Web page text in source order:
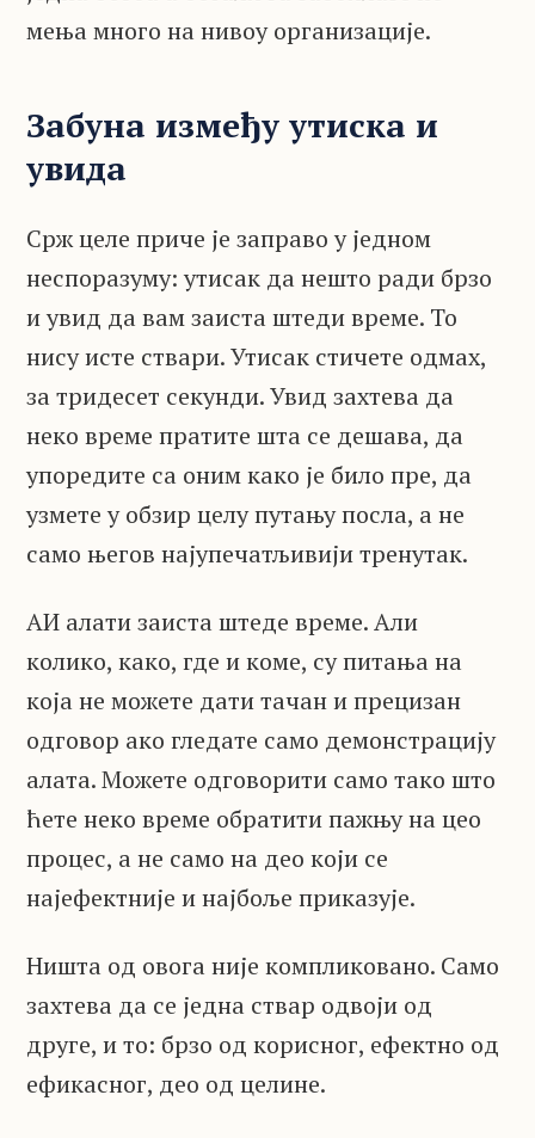
мења много на нивоу организације.
Забуна између утиска и
увида
Срж целе приче је заправо у једном
неспоразуму: утисак да нешто ради брзо
и увид да вам заиста штеди време. То
нису исте ствари. Утисак стичете одмах,
за тридесет секунди. Увид захтева да
неко време пратите шта се дешава, да
упоредите са оним како је било пре, да
узмете у обзир целу путању посла, а не
само његов најупечатљивији тренутак.
АИ алати заиста штеде време. Али
колико, како, где и коме, су питања на
која не можете дати тачан и прецизан
одговор ако гледате само демонстрацију
алата. Можете одговорити само тако што
ћете неко време обратити пажњу на цео
процес, а не само на део који се
најефектније и најбоље приказује.
Ништа од овога није компликовано. Само
захтева да се једна ствар одвоји од
друге, и то: брзо од корисног, ефектно од
ефикасног, део од целине.